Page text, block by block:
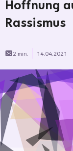
Hoffnung
Rassismus
2 min. 14.04.2021